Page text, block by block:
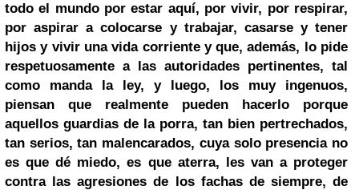
todo el mundo por estar aquí, por vivir, por respirar,
por aspirar a colocarse y trabajar, casarse y tener
hijos y vivir una vida corriente y que, además, lo pide
respetuosamente a las autoridades pertinentes, tal
como manda la ley, y luego, los muy ingenuos,
piensan que realmente pueden hacerlo porque
aquellos guardias de la porra, tan bien pertrechados,
tan serios, tan malencarados, cuya solo presencia no
es que dé miedo, es que aterra, les van a proteger
contra las agresiones de los fachas de siempre, de